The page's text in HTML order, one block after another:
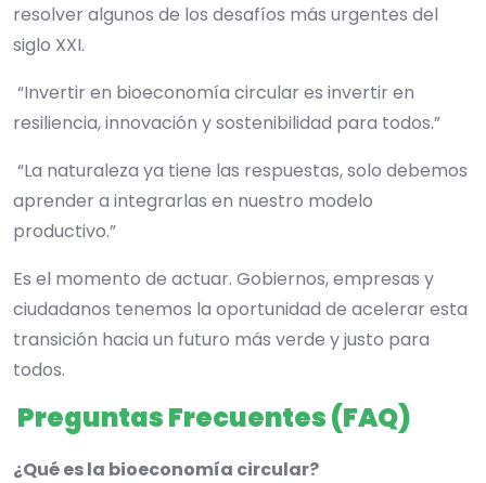
resolver algunos de los desafíos más urgentes del
siglo XXI.
“Invertir en bioeconomía circular es invertir en
resiliencia, innovación y sostenibilidad para todos.”
“La naturaleza ya tiene las respuestas, solo debemos
aprender a integrarlas en nuestro modelo
productivo.”
Es el momento de actuar. Gobiernos, empresas y
ciudadanos tenemos la oportunidad de acelerar esta
transición hacia un futuro más verde y justo para
todos.
Preguntas Frecuentes (FAQ)
¿Qué es la bioeconomía circular?